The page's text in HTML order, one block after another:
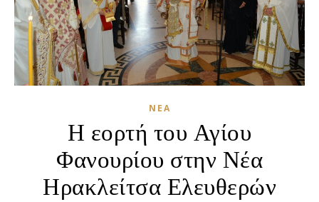
ΝΈΑ
Η εορτή του Αγίου
Φανουρίου στην Νέα
Ηρακλείτσα Ελευθερών